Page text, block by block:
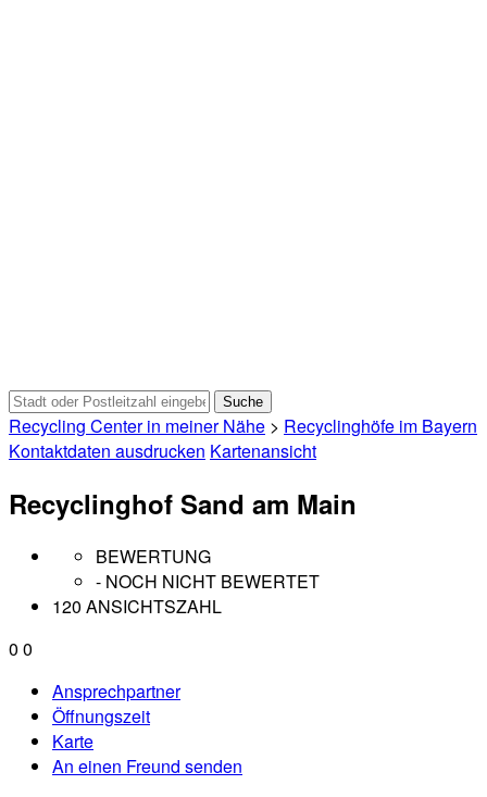
Recycling Center in meiner Nähe > Recyclinghöfe im Bayern
Kontaktdaten ausdrucken Kartenansicht
Recyclinghof Sand am Main
BEWERTUNG
- NOCH NICHT BEWERTET
120 ANSICHTSZAHL
0 0
Ansprechpartner
Öffnungszeit
Karte
An einen Freund senden